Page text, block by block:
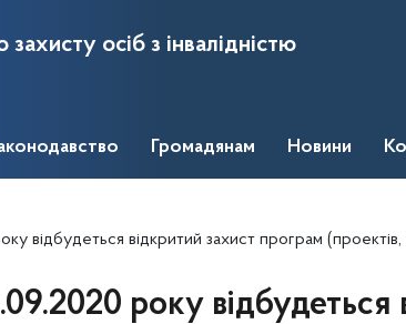
осіб з інвалідністю
Громадянам Новини
захист програм (проектів, заходів), розроблених громадськими об'єднаннями осіб з інвалідністю, які беруть
року